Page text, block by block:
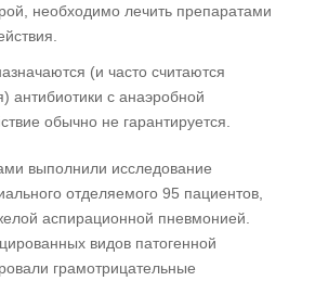
необходимо лечить препаратами
(и часто считаются
антибиотики с анаэробной
обычно не гарантируется.
выполнили исследование
отделяемого 95 пациентов,
аспирационной пневмонией.
видов патогенной
грамотрицательные